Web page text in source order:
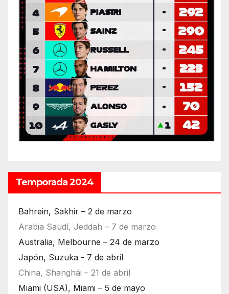
Temporada 2024
Bahrein, Sakhir – 2 de marzo
Arabia Saudí, Jeddah – 7 de marzo
Australia, Melbourne – 24 de marzo
Japón, Suzuka - 7 de abril
China, Shanghái – 21 de abril
Miami (USA), Miami – 5 de mayo